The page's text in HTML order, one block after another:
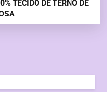
TECIDO DE TERNO DE